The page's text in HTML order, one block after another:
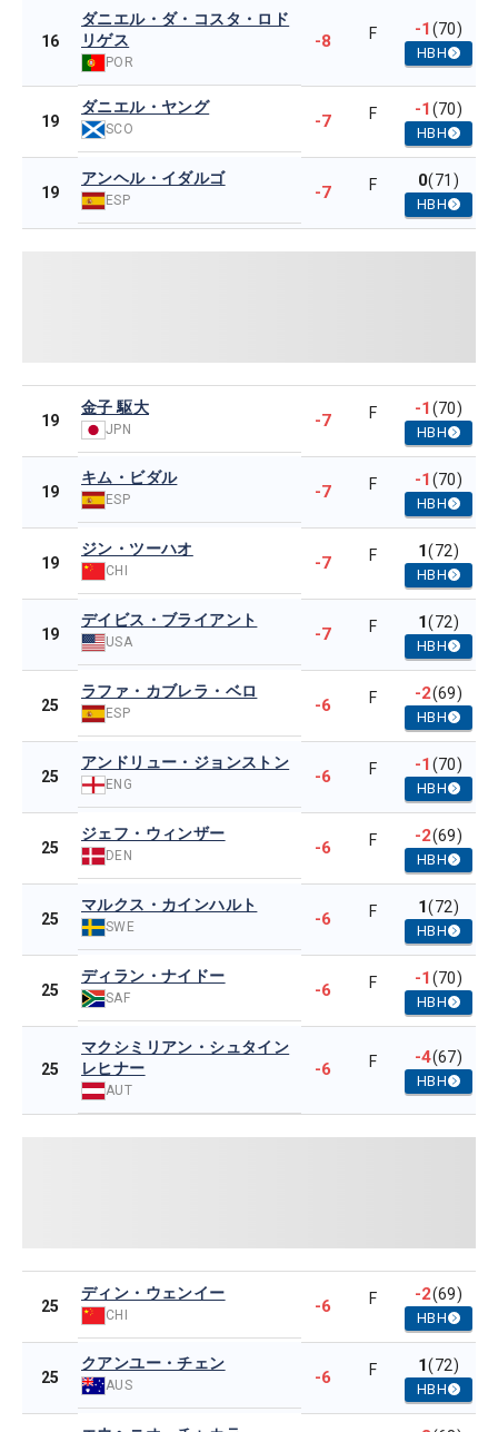
16
ダニエル・ダ・コスタ・ロド
リゲス
POR
-8 F -1(70)
HBH
19
ダニエル・ヤング
SCO -7 F -1(70)
HBH
19
アンヘル・イダルゴ
ESP -7 F 0(71)
HBH
19
金子 駆大
JPN -7 F -1(70)
HBH
19
キム・ビダル
ESP -7 F -1(70)
HBH
19
ジン・ツーハオ
CHI -7 F 1(72)
HBH
19
デイビス・ブライアント
USA -7 F 1(72)
HBH
25
ラファ・カブレラ・ベロ
ESP -6 F -2(69)
HBH
25
アンドリュー・ジョンストン
ENG -6 F -1(70)
HBH
25
ジェフ・ウィンザー
DEN -6 F -2(69)
HBH
25
マルクス・カインハルト
SWE -6 F 1(72)
HBH
25
ディラン・ナイドー
SAF -6 F -1(70)
HBH
25
マクシミリアン・シュタイン
レヒナー
AUT
-6 F -4(67)
HBH
25
ディン・ウェンイー
CHI -6 F -2(69)
HBH
25
クアンユー・チェン
AUS -6 F 1(72)
HBH